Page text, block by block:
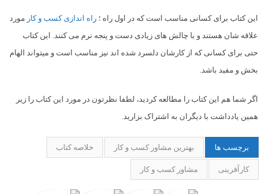
این کتاب برای کسانی مناسب است که در اول راه ؛ راه اندازی کسب و کار مورد
علاقه شان هستند و با چالش های زیادی دست و پنجه نرم می کنند. این کتاب
حتی برای کسانی که از کارشان دلسرد شده اند نیز مناسب است و میتواند الهام
بخش و مفید باشد.
اگر شما هم این کتاب را مطالعه کردید، لطفا نظرتون در مورد این کتاب را زیر
همین یادداشت با دیگران به اشتراک بزارید.
برچسب ها بهترین مشاور کسب و کار خلاصه کتاب
کارآفرینی مشاور کسب و کار